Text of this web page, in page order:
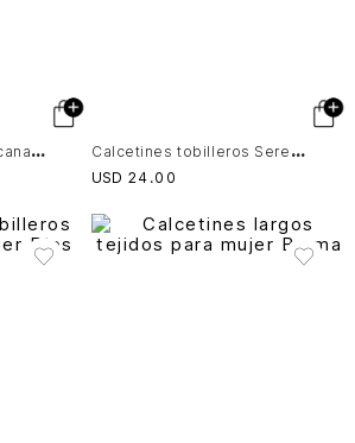
C
alcetines Sendero acanalados para mujer C
alcetines tobilleros Sereno para mujer
USD 24 .00